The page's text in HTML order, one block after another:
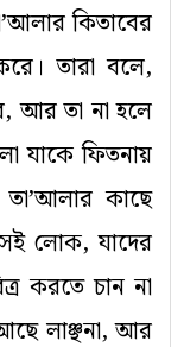
কিতাবের
তারা বলে,
আর তা না হলে
যাকে ফিতনায়
কাছে
লোক, যাদের
করতে চান না
লাঞ্ছনা, আর